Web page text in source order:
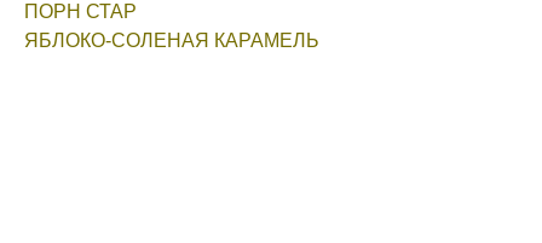
ПОРН СТАР
ЯБЛОКО-СОЛЕНАЯ КАРАМЕЛЬ